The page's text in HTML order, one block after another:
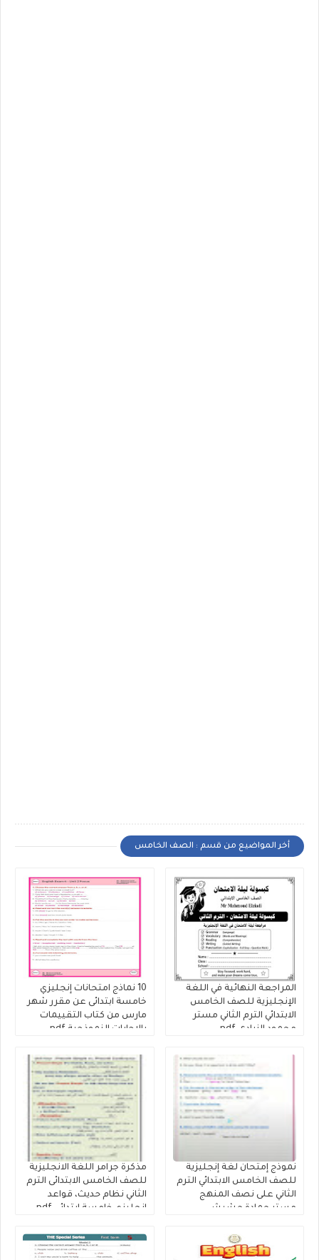
أخر المواضيع من قسم : الصف الخامس
المراجعة النهائية في اللغة
الإنجليزية للصف الخامس
الابتدائي الترم الثاني مستر
محمود الزيادى.pdf
10 نماذج امتحانات إنجليزي
خامسة ابتدائى عن مقرر شهر
مارس من كتاب التقييمات
بالاجابات النموذجية pdf
نموذج إمتحان لغة إنجليزية
للصف الخامس الابتدائي الترم
الثاني على نصف المنهج
مستر حمادة حشيش
مذكرة جرامر اللغة الانجليزية
للصف الخامس الابتدائى الترم
الثاني نظام حديث، قواعد
إنجليزي خامسة ابتدائى pdf